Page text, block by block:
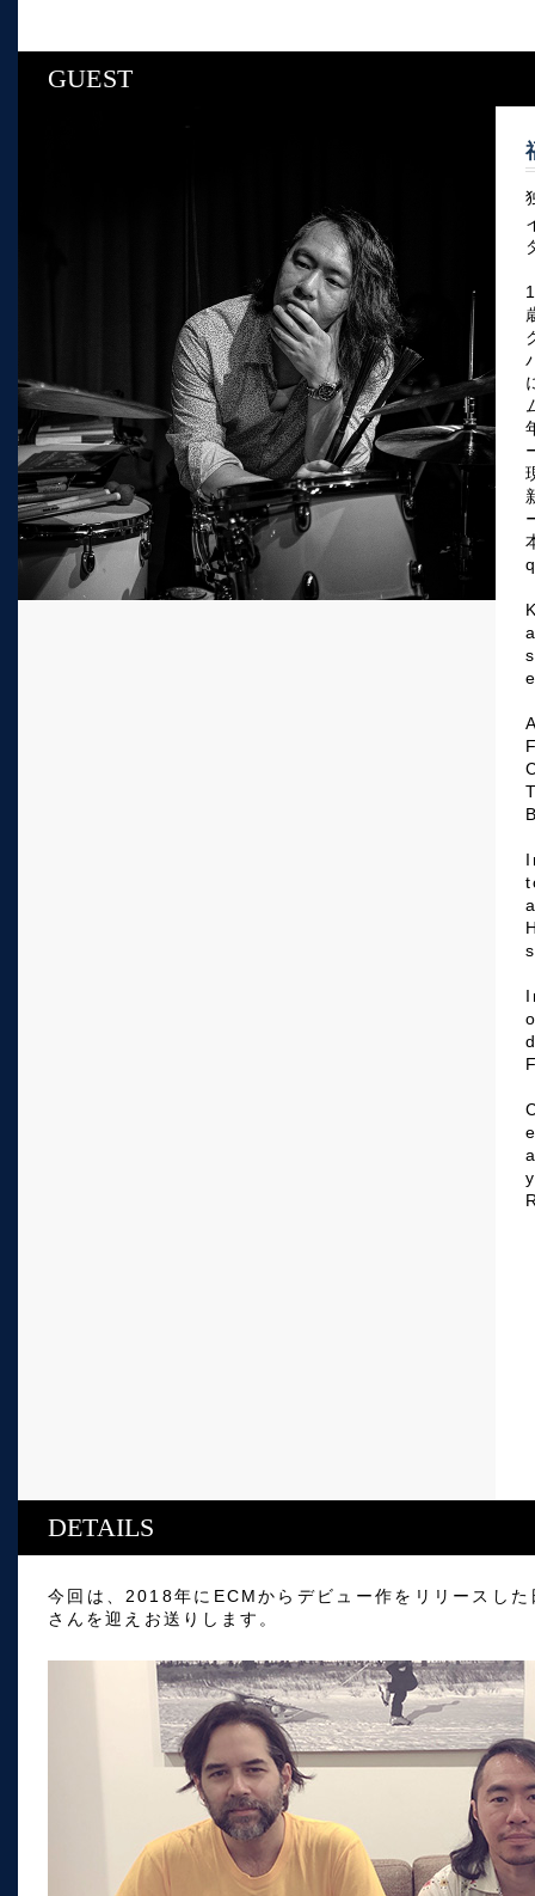
GUEST
DETAILS
今回は、2018年にECMからデビュー作をリリースし
さんを迎えお送りします。